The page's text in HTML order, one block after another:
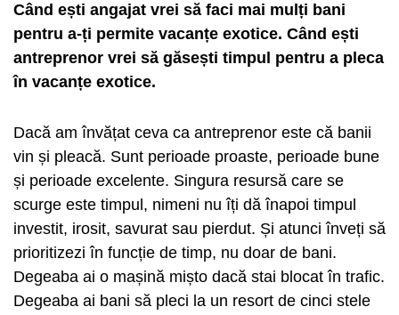
Când ești angajat vrei să faci mai mulți bani
pentru a-ți permite vacanțe exotice. Când ești
antreprenor vrei să găsești timpul pentru a pleca
în vacanțe exotice.
Dacă am învățat ceva ca antreprenor este că banii
vin și pleacă. Sunt perioade proaste, perioade bune
și perioade excelente. Singura resursă care se
scurge este timpul, nimeni nu îți dă înapoi timpul
investit, irosit, savurat sau pierdut. Și atunci înveți să
prioritizezi în funcție de timp, nu doar de bani.
Degeaba ai o mașină mișto dacă stai blocat în trafic.
Degeaba ai bani să pleci la un resort de cinci stele